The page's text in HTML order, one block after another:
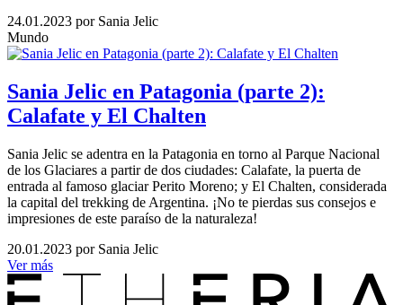
24.01.2023 por Sania Jelic
Mundo
Sania Jelic en Patagonia (parte 2):
Calafate y El Chalten
Sania Jelic se adentra en la Patagonia en torno al Parque Nacional
de los Glaciares a partir de dos ciudades: Calafate, la puerta de
entrada al famoso glaciar Perito Moreno; y El Chalten, considerada
la capital del trekking de Argentina. ¡No te pierdas sus consejos e
impresiones de este paraíso de la naturaleza!
20.01.2023 por Sania Jelic
Ver más